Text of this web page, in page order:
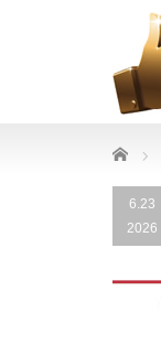
Home
6.23
2026